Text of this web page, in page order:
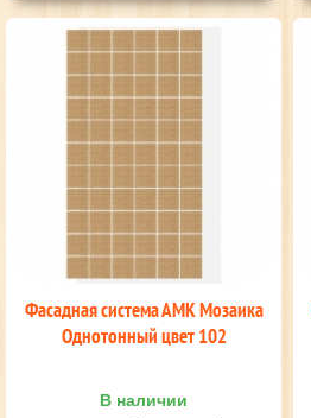
Фасадная система АМК Мозаика
Однотонный цвет 102
В наличии